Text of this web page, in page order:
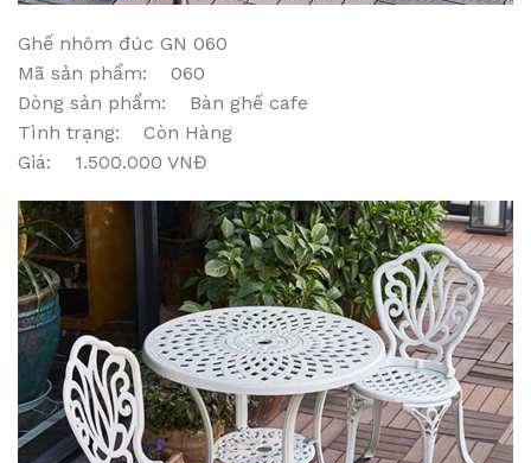
Ghế nhôm đúc GN 060
Mã sản phẩm: 060
Dòng sản phẩm: Bàn ghế cafe
Tình trạng: Còn Hàng
Giá: 1.500.000 VNĐ